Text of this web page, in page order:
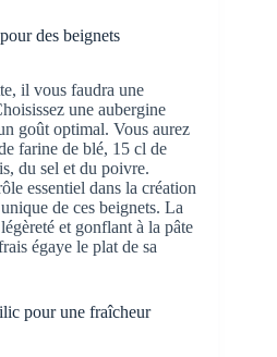
des beignets
il vous faudra une
une aubergine
goût optimal. Vous aurez
farine de blé, 15 cl de
du sel et du poivre.
essentiel dans la création
de ces beignets. La
et gonflant à la pâte
égaye le plat de sa
pour une fraîcheur